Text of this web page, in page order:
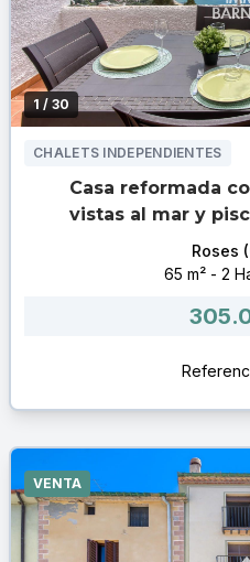
1 / 30
CHALETS INDEPENDIENTES
Casa reformada
vistas al mar y
Roses
65 m² - 2
VENTA